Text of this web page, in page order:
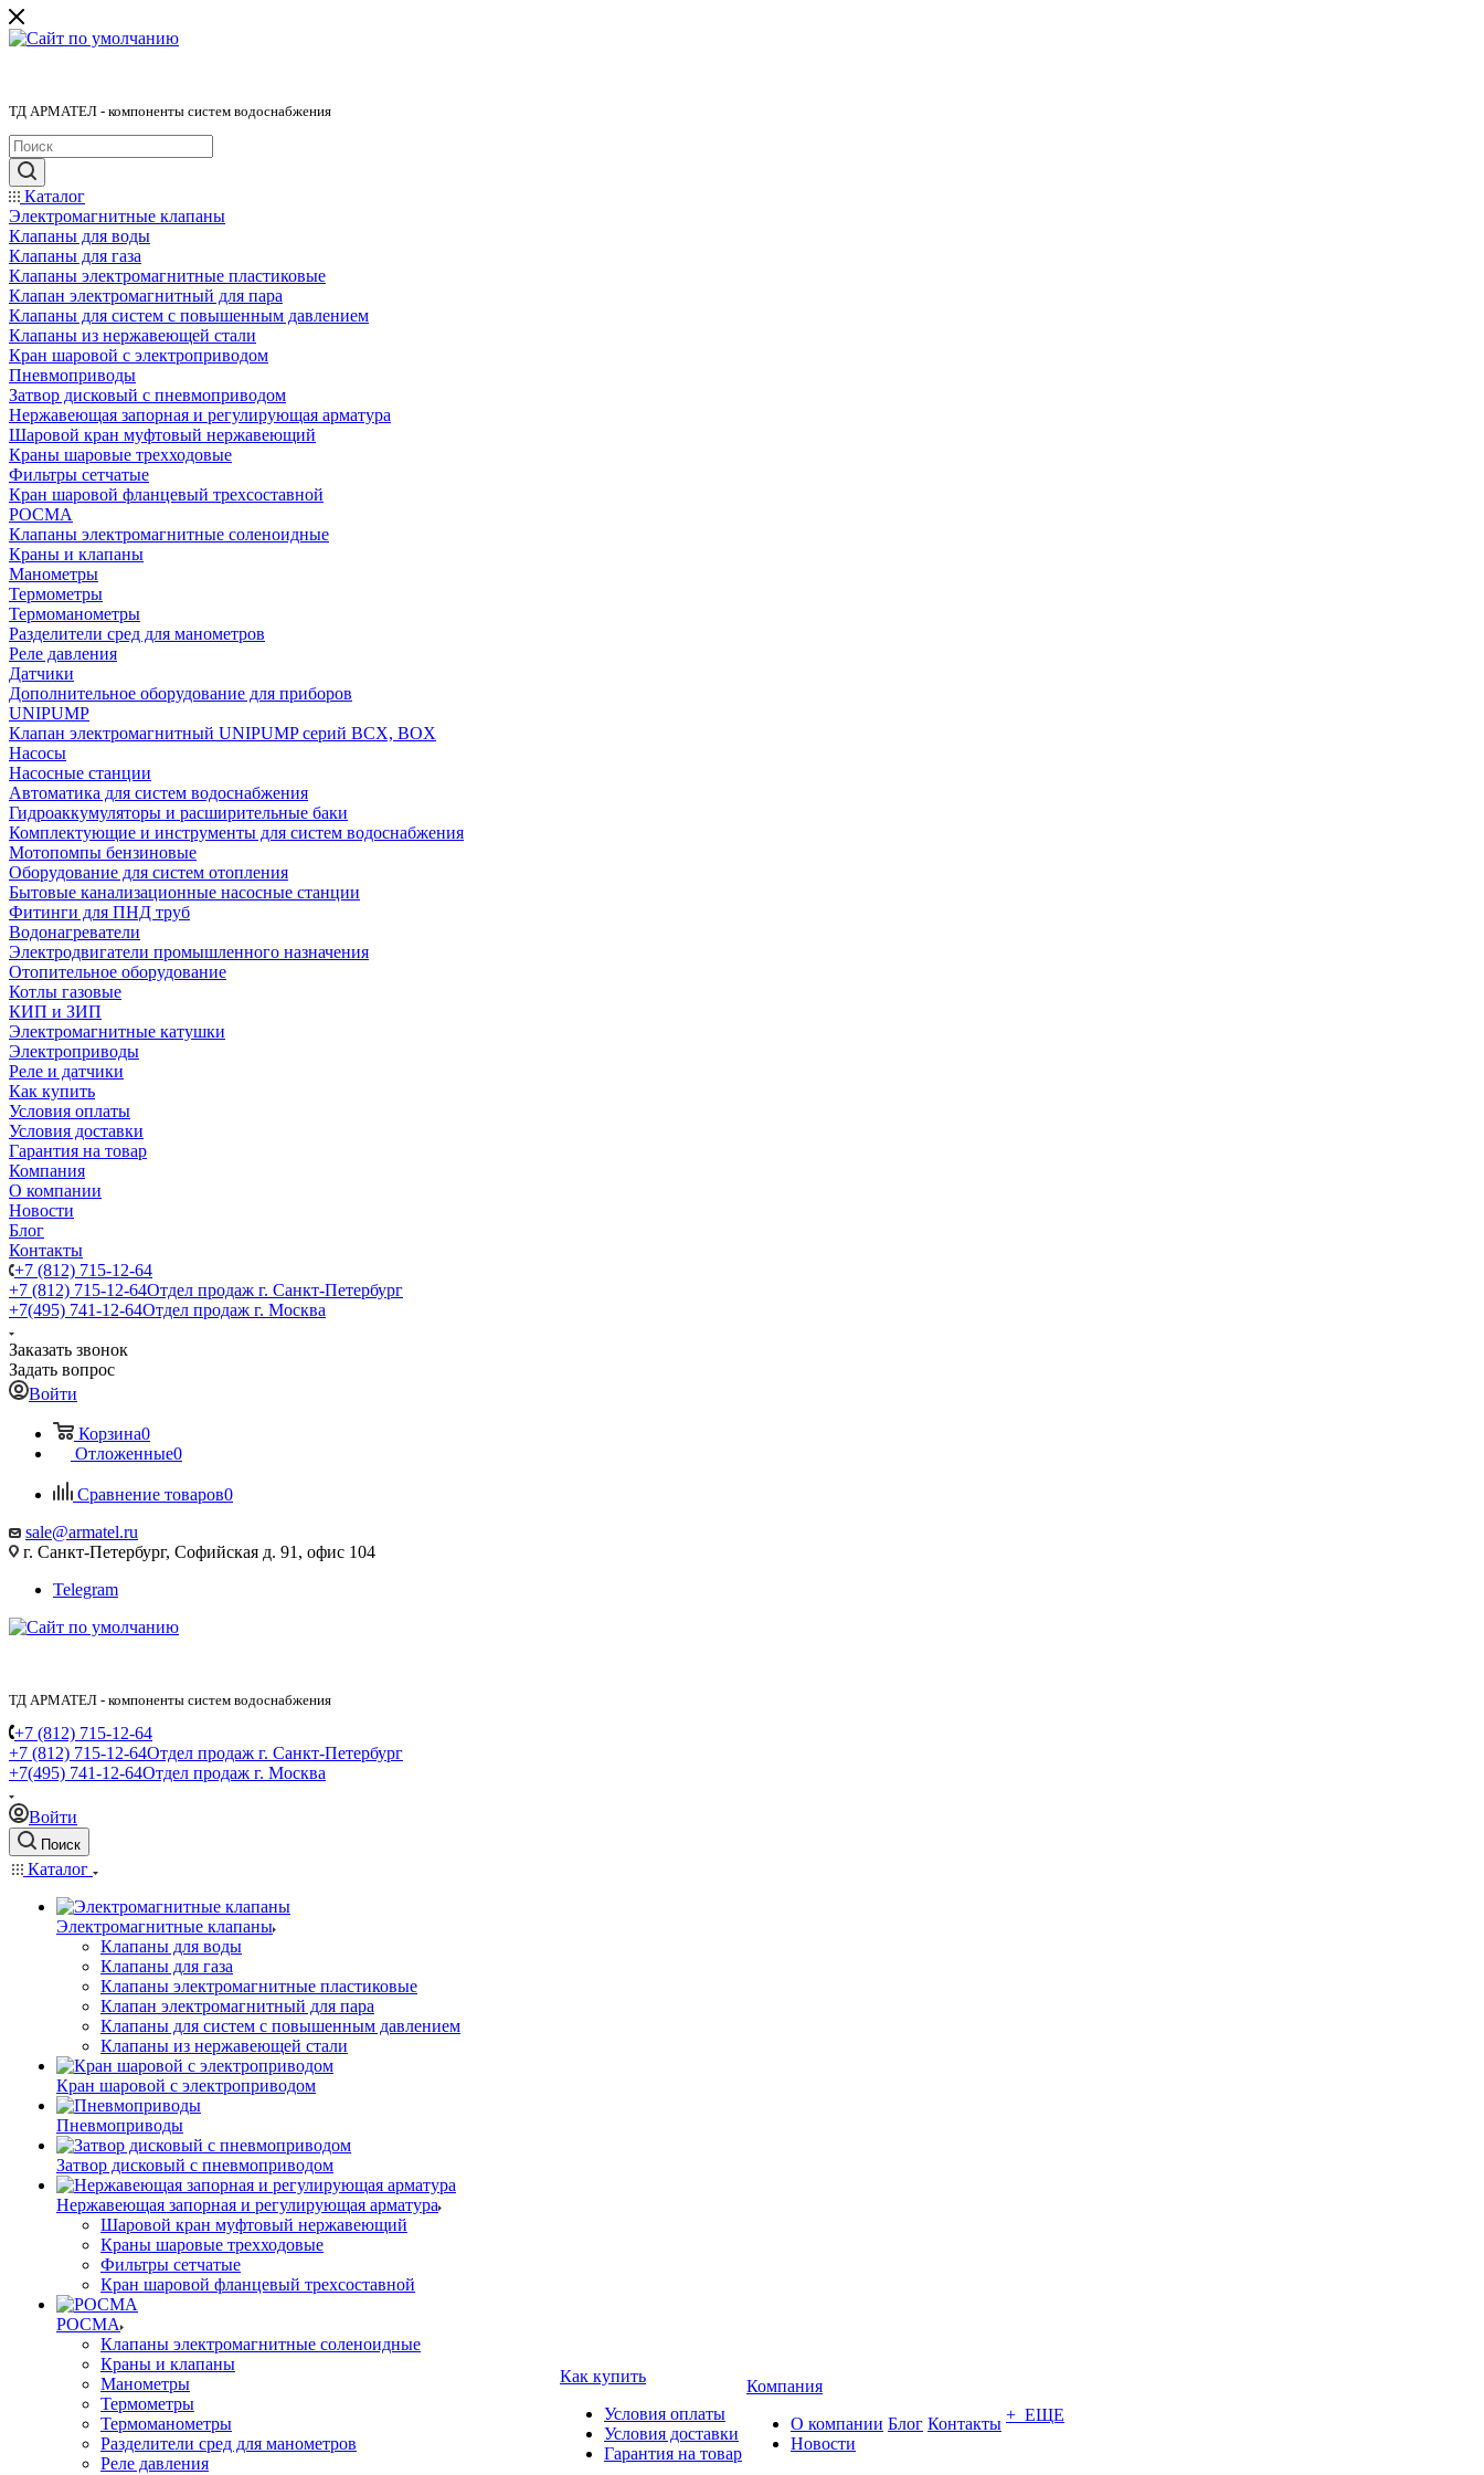
ТД АРМАТЕЛ - компоненты систем водоснабжения
Каталог
Электромагнитные клапаны
Клапаны для воды
Клапаны для газа
Клапаны электромагнитные пластиковые
Клапан электромагнитный для пара
Клапаны для систем с повышенным давлением
Клапаны из нержавеющей стали
Кран шаровой с электроприводом
Пневмоприводы
Затвор дисковый с пневмоприводом
Нержавеющая запорная и регулирующая арматура
Шаровой кран муфтовый нержавеющий
Краны шаровые трехходовые
Фильтры сетчатые
Кран шаровой фланцевый трехсоставной
РОСМА
Клапаны электромагнитные соленоидные
Краны и клапаны
Манометры
Термометры
Термоманометры
Разделители сред для манометров
Реле давления
Датчики
Дополнительное оборудование для приборов
UNIPUMP
Клапан электромагнитный UNIPUMP серий BCX, BOX
Насосы
Насосные станции
Автоматика для систем водоснабжения
Гидроаккумуляторы и расширительные баки
Комплектующие и инструменты для систем водоснабжения
Мотопомпы бензиновые
Оборудование для систем отопления
Бытовые канализационные насосные станции
Фитинги для ПНД труб
Водонагреватели
Электродвигатели промышленного назначения
Отопительное оборудование
Котлы газовые
КИП и ЗИП
Электромагнитные катушки
Электроприводы
Реле и датчики
Как купить
Условия оплаты
Условия доставки
Гарантия на товар
Компания
О компании
Новости
Блог
Контакты
+7 (812) 715-12-64
+7 (812) 715-12-64Отдел продаж г. Санкт-Петербург
+7(495) 741-12-64Отдел продаж г. Москва
Заказать звонок
Задать вопрос
Войти
Корзина0
Отложенные0
Сравнение товаров0
sale@armatel.ru
г. Санкт-Петербург, Софийская д. 91, офис 104
Telegram
ТД АРМАТЕЛ - компоненты систем водоснабжения
+7 (812) 715-12-64
+7 (812) 715-12-64Отдел продаж г. Санкт-Петербург
+7(495) 741-12-64Отдел продаж г. Москва
Войти
Поиск
Каталог
Электромагнитные клапаны
Клапаны для воды
Клапаны для газа
Клапаны электромагнитные пластиковые
Клапан электромагнитный для пара
Клапаны для систем с повышенным давлением
Клапаны из нержавеющей стали
Кран шаровой с электроприводом
Пневмоприводы
Затвор дисковый с пневмоприводом
Нержавеющая запорная и регулирующая арматура
Шаровой кран муфтовый нержавеющий
Краны шаровые трехходовые
Фильтры сетчатые
Кран шаровой фланцевый трехсоставной
РОСМА
Клапаны электромагнитные соленоидные
Краны и клапаны
Манометры
Термометры
Термоманометры
Разделители сред для манометров
Реле давления
Как купить
Условия оплаты
Условия доставки
Гарантия на товар
Компания
О компании
Новости
Блог Контакты + ЕЩЕ